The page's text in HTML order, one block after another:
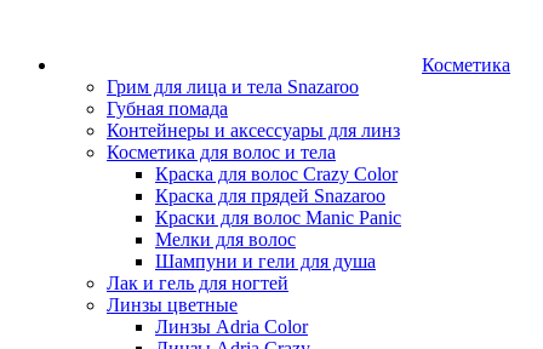
Косметика
Грим для лица и тела Snazaroo
Губная помада
Контейнеры и аксессуары для линз
Косметика для волос и тела
Краска для волос Crazy Color
Краска для прядей Snazaroo
Краски для волос Manic Panic
Мелки для волос
Шампуни и гели для душа
Лак и гель для ногтей
Линзы цветные
Линзы Adria Color